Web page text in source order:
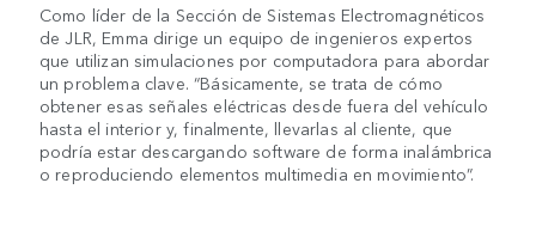
Como líder de la Sección de Sistemas Electromagnéticos
de JLR, Emma dirige un equipo de ingenieros expertos
que utilizan simulaciones por computadora para abordar
un problema clave. “Básicamente, se trata de cómo
obtener esas señales eléctricas desde fuera del vehículo
hasta el interior y, finalmente, llevarlas al cliente, que
podría estar descargando software de forma inalámbrica
o reproduciendo elementos multimedia en movimiento”.